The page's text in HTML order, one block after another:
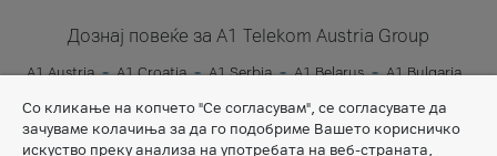
Дознај повеќе за A1 Telekom Austria Group
A1 Austria A1 Croatia A1 Serbia A1 Belarus
A1 Bulgaria
Со кликање на копчето "Се согласувам", се согласувате да
зачуваме колачиња за да го подобриме Вашето корисничко
искуство преку анализа на употребата на веб-страната,